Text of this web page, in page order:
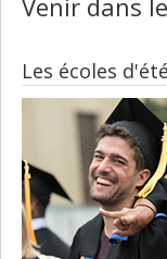
Venir dans
Les écoles d'été